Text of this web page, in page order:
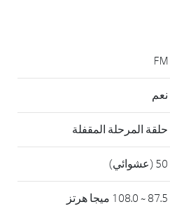
FM
نعم
حلقة المرحلة المقفلة
50 (عشوائي)
87.5 ~ 108.0 ميجا هرتز